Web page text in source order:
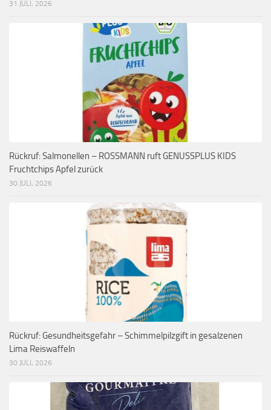
31 JULI, 2026
Rückruf: Salmonellen – ROSSMANN ruft GENUSSPLUS KIDS
Fruchtchips Apfel zurück
30 JULI, 2026
Rückruf: Gesundheitsgefahr – Schimmelpilzgift in gesalzenen
Lima Reiswaffeln
30 JULI, 2026